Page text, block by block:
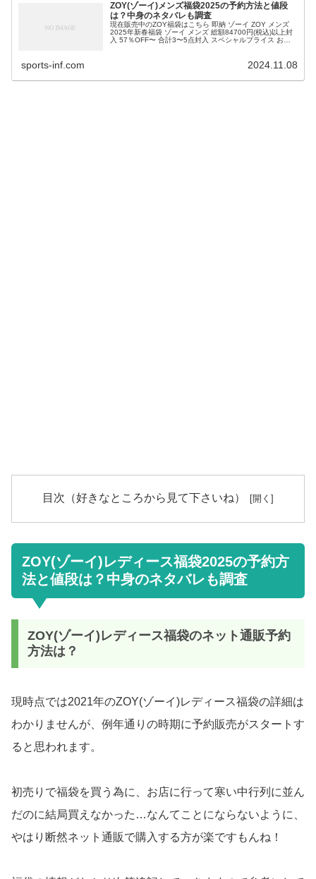
ZOY(ゾーイ)メンズ福袋2025の予約方法と値段
は？中身のネタバレも調査
現在販売中のZOY福袋はこちら 即納 ゾーイ ZOY メンズ
2025年新春福袋 ゾーイ メンズ 総額84700円(税込)以上封
入 57％OFF〜 合計3〜5点封入 スペシャルプライス お早
sports-inf.com 2024.11.08
目次（好きなところから見て下さいね）
ZOY(ゾーイ)レディース福袋2025の予約方
法と値段は？中身のネタバレも調査
ZOY(ゾーイ)レディース福袋のネット通販予約
方法は？
現時点では2021年のZOY(ゾーイ)レディース福袋の詳細は
わかりませんが、例年通りの時期に予約販売がスタートす
ると思われます。
初売りで福袋を買う為に、お店に行って寒い中行列に並ん
だのに結局買えなかった…なんてことにならないように、
やはり断然ネット通販で購入する方が楽ですもんね！